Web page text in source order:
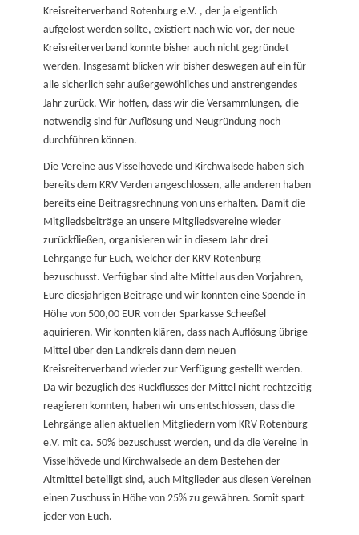
Kreisreiterverband Rotenburg e.V. , der ja eigentlich
aufgelöst werden sollte, existiert nach wie vor, der neue
Kreisreiterverband konnte bisher auch nicht gegründet
werden. Insgesamt blicken wir bisher deswegen auf ein für
alle sicherlich sehr außergewöhliches und anstrengendes
Jahr zurück. Wir hoffen, dass wir die Versammlungen, die
notwendig sind für Auflösung und Neugründung noch
durchführen können.
Die Vereine aus Visselhövede und Kirchwalsede haben sich
bereits dem KRV Verden angeschlossen, alle anderen haben
bereits eine Beitragsrechnung von uns erhalten. Damit die
Mitgliedsbeiträge an unsere Mitgliedsvereine wieder
zurückfließen, organisieren wir in diesem Jahr drei
Lehrgänge für Euch, welcher der KRV Rotenburg
bezuschusst. Verfügbar sind alte Mittel aus den Vorjahren,
Eure diesjährigen Beiträge und wir konnten eine Spende in
Höhe von 500,00 EUR von der Sparkasse Scheeßel
aquirieren. Wir konnten klären, dass nach Auflösung übrige
Mittel über den Landkreis dann dem neuen
Kreisreiterverband wieder zur Verfügung gestellt werden.
Da wir bezüglich des Rückflusses der Mittel nicht rechtzeitig
reagieren konnten, haben wir uns entschlossen, dass die
Lehrgänge allen aktuellen Mitgliedern vom KRV Rotenburg
e.V. mit ca. 50% bezuschusst werden, und da die Vereine in
Visselhövede und Kirchwalsede an dem Bestehen der
Altmittel beteiligt sind, auch Mitglieder aus diesen Vereinen
einen Zuschuss in Höhe von 25% zu gewähren. Somit spart
jeder von Euch.